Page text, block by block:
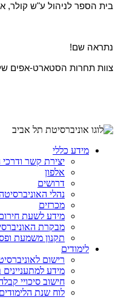
בית הספר לניהול ע"ש קולר,
נתראה שם!
צוות תחרות הסטארט-אפים
מידע כללי
יצירת קשר
אלפון
דרושים
נהלי
מכרזים
מידע לשעת
מבקרת
תקנון משמעת
לימודים
רישום
מידע למתעניינים
חישוב סיכויי
לוח שנת הלימודים